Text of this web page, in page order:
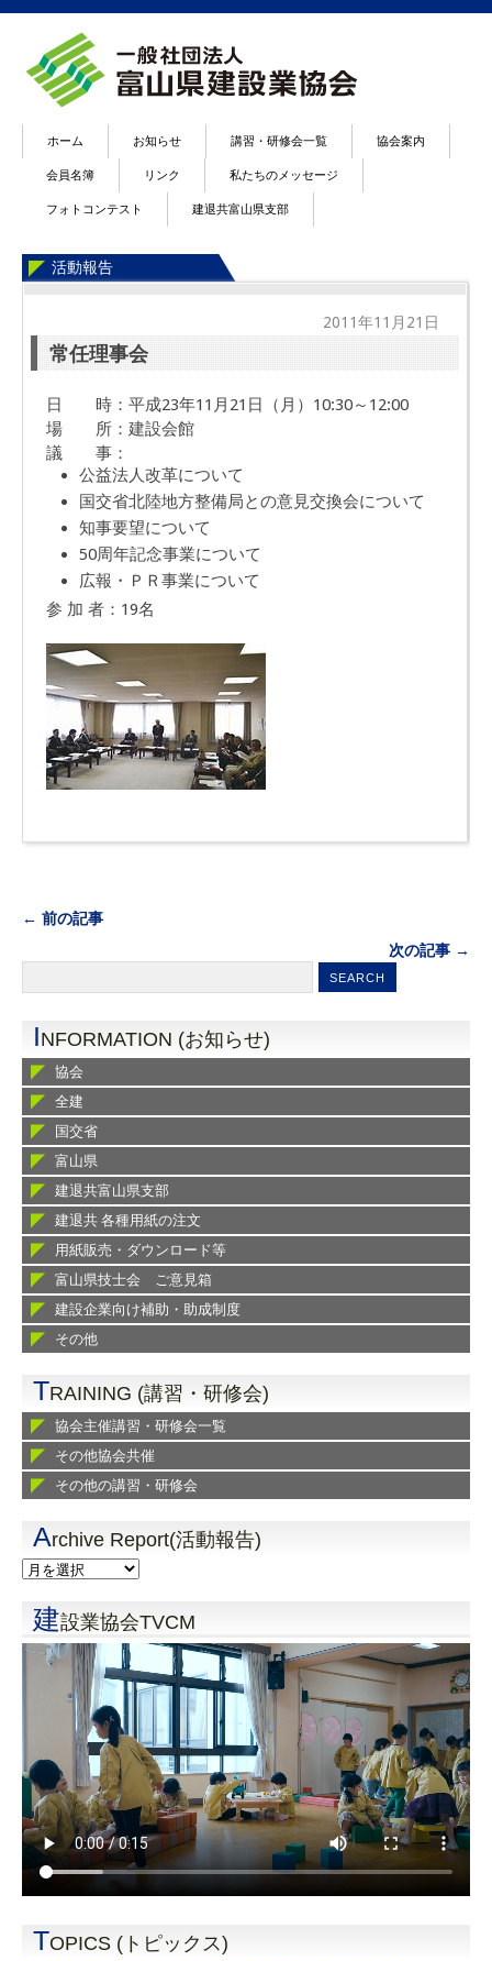
ホーム お知らせ 講習・研修会一覧 協会案内
会員名簿 リンク 私たちのメッセージ
フォトコンテスト 建退共富山県支部
活動報告
2011年11月21日
常任理事会
日 時：平成23年11月21日（月）10:30～12:00
場 所：建設会館
議 事：
公益法人改革について
国交省北陸地方整備局との意見交換会について
知事要望について
50周年記念事業について
広報・ＰＲ事業について
参 加 者：19名
← 前の記事
次の記事 →
INFORMATION (お知らせ)
協会
全建
国交省
富山県
建退共富山県支部
建退共 各種用紙の注文
用紙販売・ダウンロード等
富山県技士会 ご意見箱
建設企業向け補助・助成制度
その他
TRAINING (講習・研修会)
協会主催講習・研修会一覧
その他協会共催
その他の講習・研修会
Archive Report(活動報告)
建設業協会TVCM
TOPICS (トピックス)